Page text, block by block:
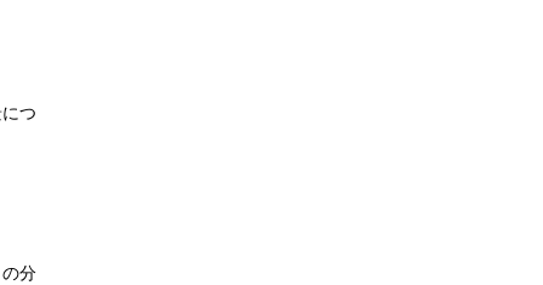
つ
分